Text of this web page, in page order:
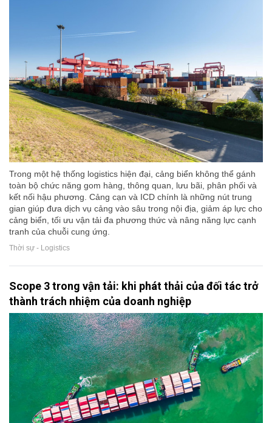
Trong một hệ thống logistics hiện đại, cảng biển không thể gánh
toàn bộ chức năng gom hàng, thông quan, lưu bãi, phân phối và
kết nối hậu phương. Cảng cạn và ICD chính là những nút trung
gian giúp đưa dịch vụ cảng vào sâu trong nội địa, giảm áp lực cho
cảng biển, tối ưu vận tải đa phương thức và nâng năng lực cạnh
tranh của chuỗi cung ứng.
Thời sự - Logistics
Scope 3 trong vận tải: khi phát thải của đối tác trở
thành trách nhiệm của doanh nghiệp